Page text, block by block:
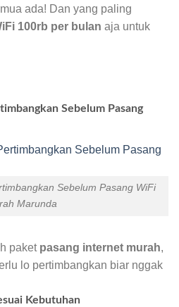
ada! Dan yang paling
100rb per bulan aja untuk
Sebelum Pasang
Sebelum Pasang WiFi
Marunda
paket pasang internet murah,
lo pertimbangkan biar nggak
Kebutuhan